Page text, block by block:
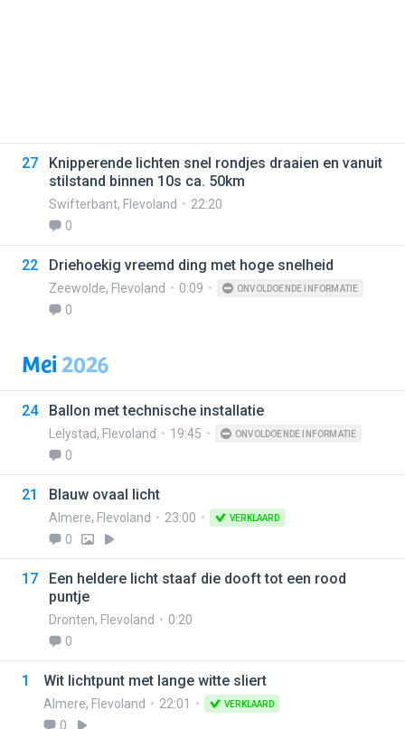
27
Knipperende lichten snel rondjes draaien en vanuit
stilstand binnen 10s ca. 50km
Swifterbant, Flevoland
22:20
0
22 Driehoekig vreemd ding met hoge snelheid
Zeewolde, Flevoland 0:09 ONVOLDOENDE INFORMATIE
0
Mei2026
24 Ballon met technische installatie
Lelystad, Flevoland 19:45 ONVOLDOENDE INFORMATIE
0
21 Blauw ovaal licht
Almere, Flevoland 23:00 VERKLAARD
0
17
Een heldere licht staaf die dooft tot een rood
puntje
Dronten, Flevoland
0:20
0
1 Wit lichtpunt met lange witte sliert
Almere, Flevoland 22:01 VERKLAARD
0